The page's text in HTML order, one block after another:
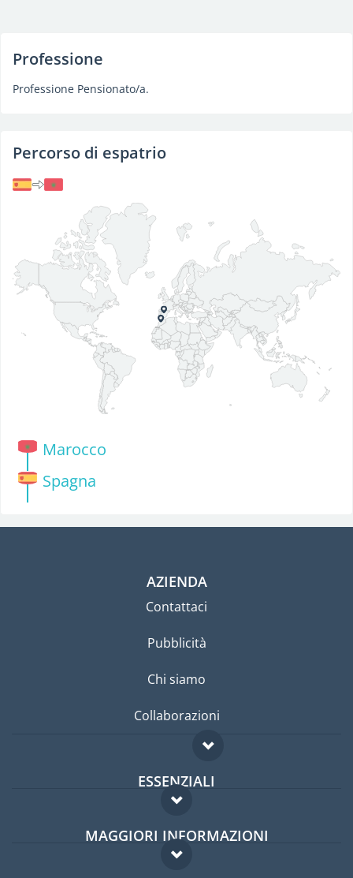
Professione
Professione Pensionato/a.
Percorso di espatrio
Marocco
Spagna
AZIENDA
Contattaci
Pubblicità
Chi siamo
Collaborazioni
ESSENZIALI
Forum per expat
Guida per expat
MAGGIORI INFORMAZIONI
Domande frequenti